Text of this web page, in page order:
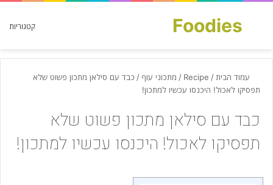
קטגוריות Foodies
חפש עבור
עמוד הבית /
Recipe
/ מתכוני עוף / כבד עם סילאן מתכון פשוט שלא
תפסיקו לאכול! היכנסו עכשיו למתכון!
כבד עם סילאן מתכון פשוט שלא
תפסיקו לאכול! היכנסו עכשיו למתכון!